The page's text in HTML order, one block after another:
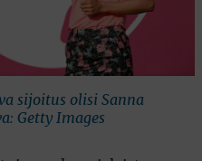
sijoitus olisi Sanna
Getty Images